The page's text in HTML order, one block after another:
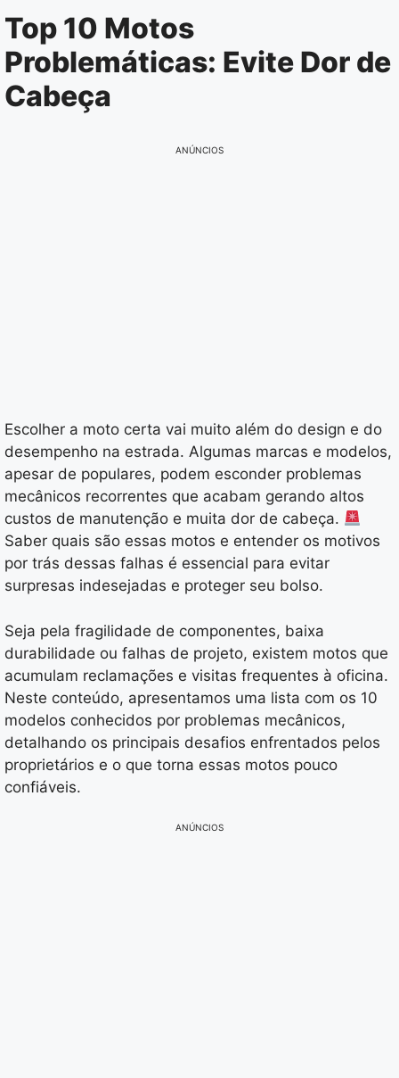
Pular
para
conteúdo
Top 10 Motos
Problemáticas: Evite Dor de
Cabeça
ANÚNCIOS
Escolher a moto certa vai muito além do design e do
desempenho na estrada. Algumas marcas e modelos,
apesar de populares, podem esconder problemas
mecânicos recorrentes que acabam gerando altos
custos de manutenção e muita dor de cabeça.
Saber quais são essas motos e entender os motivos
por trás dessas falhas é essencial para evitar
surpresas indesejadas e proteger seu bolso.
Seja pela fragilidade de componentes, baixa
durabilidade ou falhas de projeto, existem motos que
acumulam reclamações e visitas frequentes à oficina.
Neste conteúdo, apresentamos uma lista com os 10
modelos conhecidos por problemas mecânicos,
detalhando os principais desafios enfrentados pelos
proprietários e o que torna essas motos pouco
confiáveis.
ANÚNCIOS